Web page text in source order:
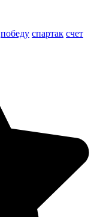
победу спартак счет